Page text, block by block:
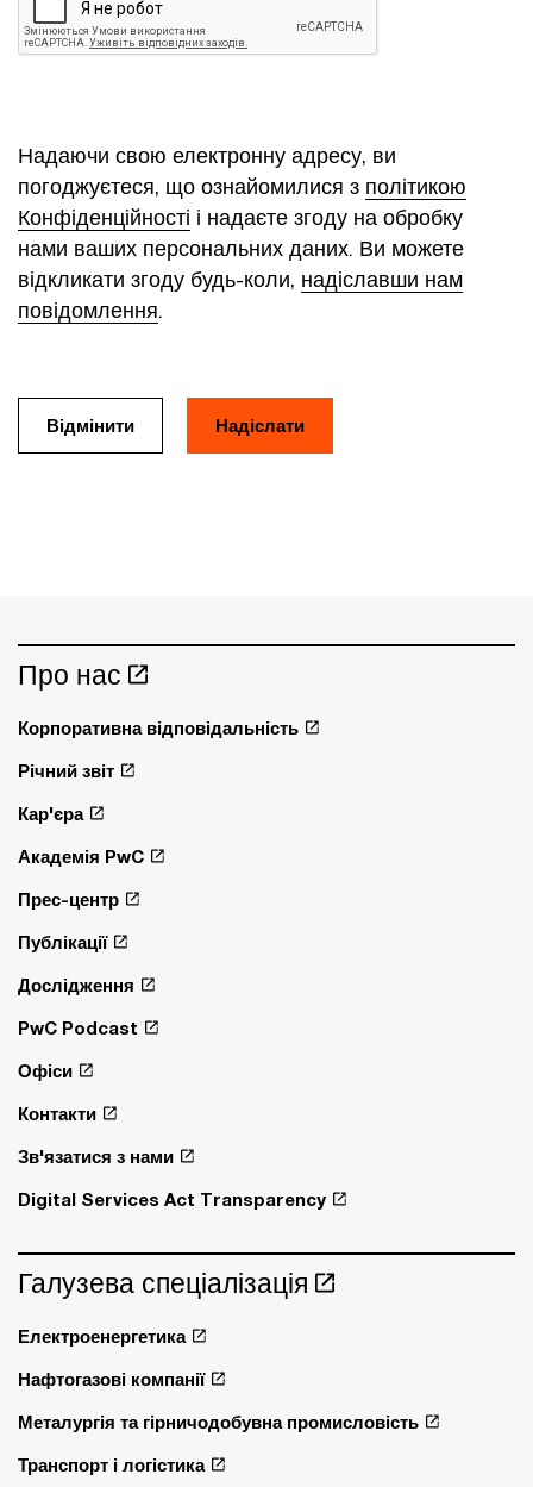
Надаючи свою електронну адресу, ви
погоджуєтеся, що ознайомилися з політикою
Конфіденційності і надаєте згоду на обробку
нами ваших персональних даних. Ви можете
відкликати згоду будь-коли, надіславши нам
повідомлення.
Відмінити
Про нас
Корпоративна відповідальність
Річний звіт
Кар'єра
Академія PwC
Прес-центр
Публікації
Дослідження
PwC Podcast
Офіси
Контакти
Зв'язатися з нами
Digital Services Act Transparency
Галузева спеціалізація
Електроенергетика
Нафтогазові компанії
Металургія та гірничодобувна промисловість
Транспорт і логістика